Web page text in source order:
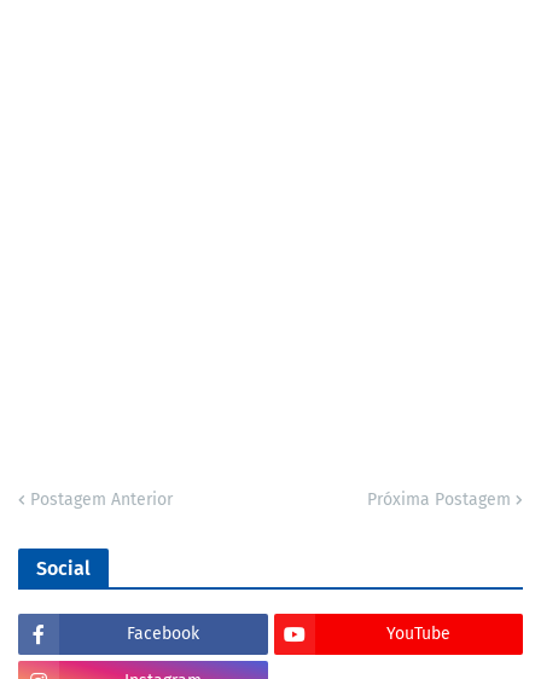
Postagem Anterior Próxima Postagem
Social
Facebook YouTube